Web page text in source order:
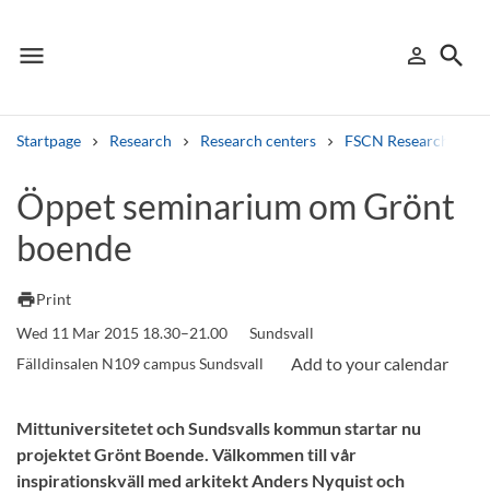
menu
Menu person_outline
Sign in
search
Startpage Research Research centers FSCN Research
Search
Other search services
Search syllabus
Library search tool
Öppet seminarium om Grönt
boende
printPrint
Wed 11 Mar 2015 18.30–21.00
Sundsvall
Fälldinsalen N109 campus Sundsvall
Mittuniversitetet och Sundsvalls kommun startar nu
projektet Grönt Boende. Välkommen till vår
inspirationskväll med arkitekt Anders Nyquist och